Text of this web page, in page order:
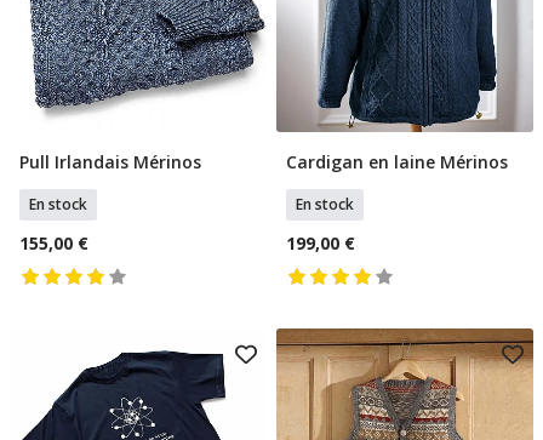
Sélectionner Taille
Pull Irlandais Mérinos
En stock
155,00 €
Sélectionner Tailles
Cardigan en laine Mérinos
En stock
199,00 €